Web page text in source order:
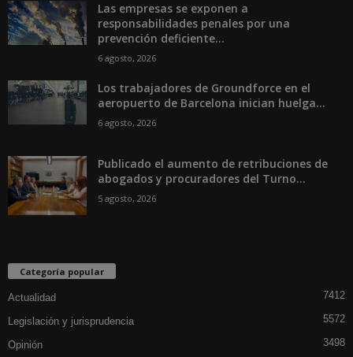
Las empresas se exponen a
responsabilidades penales por una
prevención deficiente...
6 agosto, 2026
Los trabajadores de Groundforce en el
aeropuerto de Barcelona inician huelga...
6 agosto, 2026
Publicado el aumento de retribuciones de
abogados y procuradores del Turno...
5 agosto, 2026
Categoría popular
Actualidad 7412
Legislación y jurisprudencia 5572
Opinión 3498